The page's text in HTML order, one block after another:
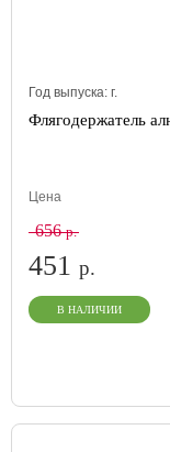
Год выпуска: г.
Флягодержатель
Цена
656р.
451 р.
В НАЛИЧИИ